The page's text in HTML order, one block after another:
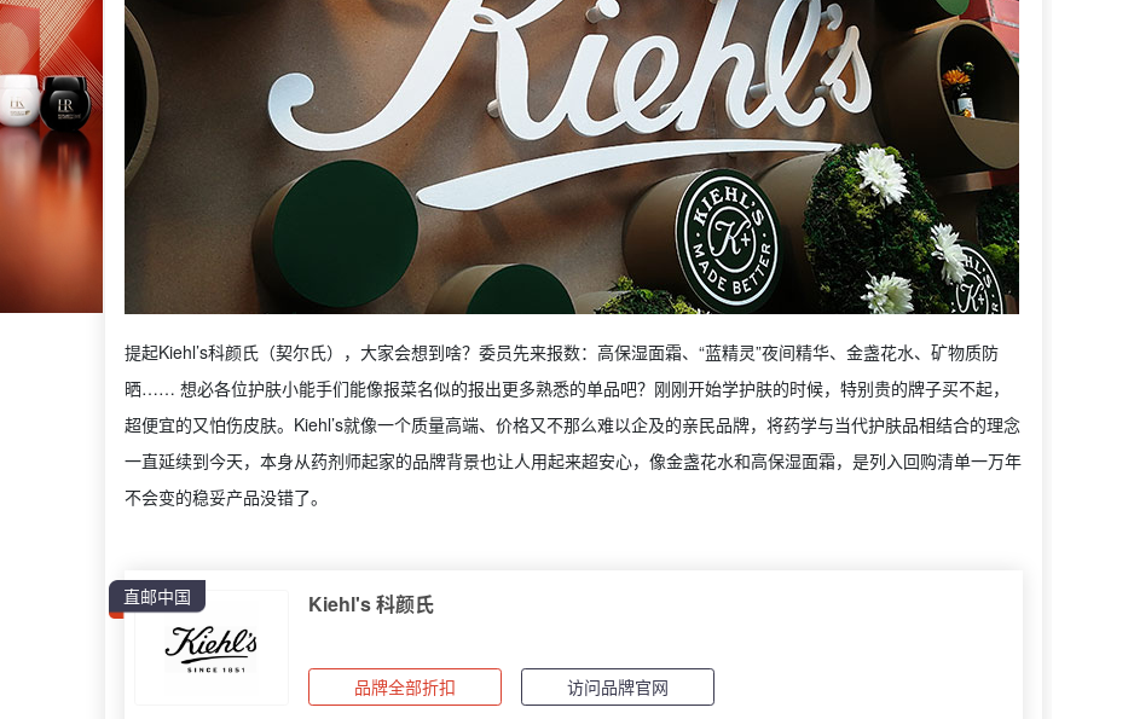
提起Kiehl’s科颜氏（契尔氏），大家会想到啥？委员先来报数：高保湿面霜、“蓝精灵”夜间精华、金盏花水、矿物质防
晒…… 想必各位护肤小能手们能像报菜名似的报出更多熟悉的单品吧？刚刚开始学护肤的时候，特别贵的牌子买不起，
超便宜的又怕伤皮肤。Kiehl’s就像一个质量高端、价格又不那么难以企及的亲民品牌，将药学与当代护肤品相结合的理念
一直延续到今天，本身从药剂师起家的品牌背景也让人用起来超安心，像金盏花水和高保湿面霜，是列入回购清单一万年
不会变的稳妥产品没错了。
直邮中国 Kiehl's 科颜氏
品牌全部折扣
访问品牌官网